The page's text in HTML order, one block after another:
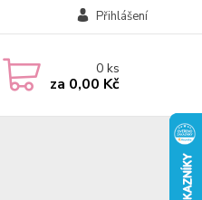
Přihlášení
0ks
za 0,00 Kč